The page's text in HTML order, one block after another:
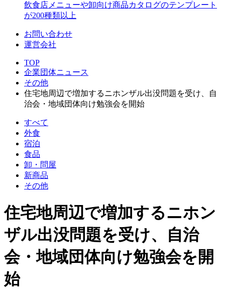
飲食店メニューや卸向け商品カタログのテンプレート
が200種類以上
お問い合わせ
運営会社
TOP
企業団体ニュース
その他
住宅地周辺で増加するニホンザル出没問題を受け、自
治会・地域団体向け勉強会を開始
すべて
外食
宿泊
食品
卸・問屋
新商品
その他
住宅地周辺で増加するニホン
ザル出没問題を受け、自治
会・地域団体向け勉強会を開
始